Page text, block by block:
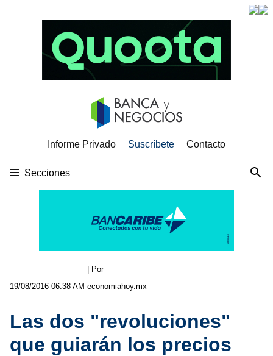
Informe Privado Suscríbete Contacto
Secciones
19/08/2016 06:38 AM
| Por
economiahoy.mx
Las dos "revoluciones"
que guiarán los precios